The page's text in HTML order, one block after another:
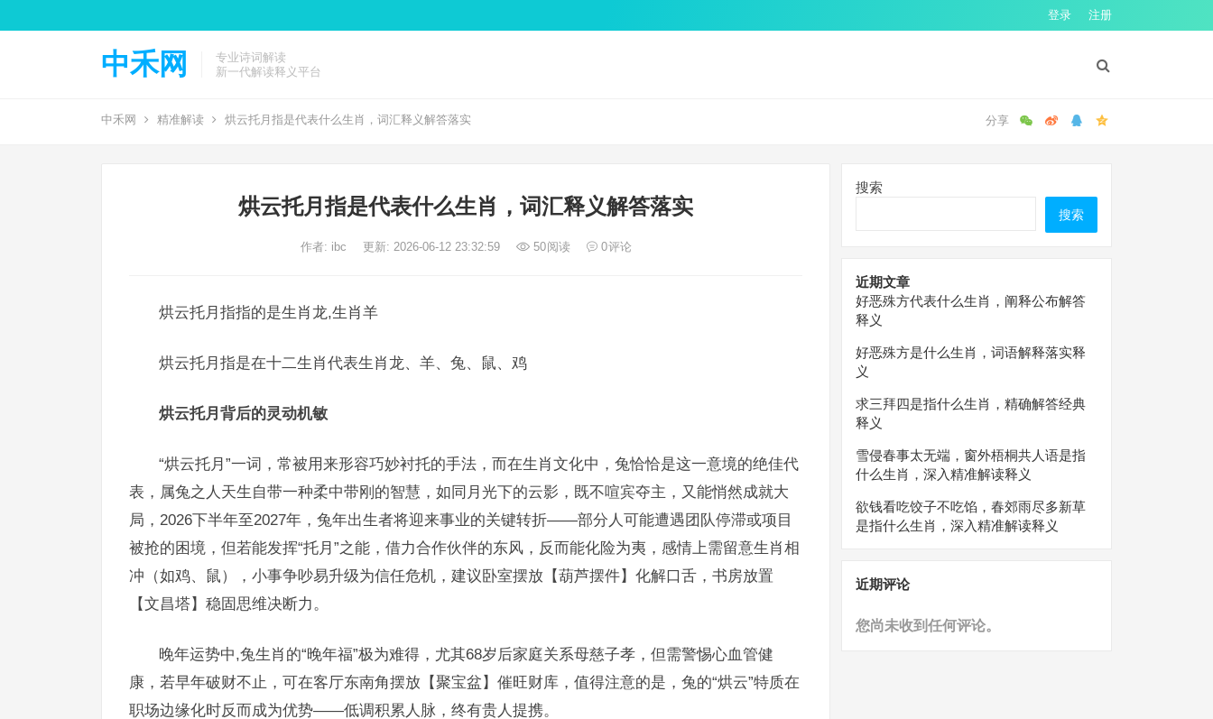
登录 注册
中禾网
专业诗词解读
新一代解读释义平台
中禾网 精准解读 烘云托月指是代表什么生肖，词汇释义解答落实
烘云托月指是代表什么生肖，词汇释义解答落实
作者: ibc 更新: 2026-06-12 23:32:59 50阅读 0评论
烘云托月指指的是生肖龙,生肖羊
烘云托月指是在十二生肖代表生肖龙、羊、兔、鼠、鸡
烘云托月背后的灵动机敏
“烘云托月”一词，常被用来形容巧妙衬托的手法，而在生肖文化中，兔恰恰是这一意境的绝佳代
表，属兔之人天生自带一种柔中带刚的智慧，如同月光下的云影，既不喧宾夺主，又能悄然成就大
局，2026下半年至2027年，兔年出生者将迎来事业的关键转折——部分人可能遭遇团队停滞或项目
被抢的困境，但若能发挥“托月”之能，借力合作伙伴的东风，反而能化险为夷，感情上需留意生肖相
冲（如鸡、鼠），小事争吵易升级为信任危机，建议卧室摆放【葫芦摆件】化解口舌，书房放置
【文昌塔】稳固思维决断力。
晚年运势中,兔生肖的“晚年福”极为难得，尤其68岁后家庭关系母慈子孝，但需警惕心血管健
康，若早年破财不止，可在客厅东南角摆放【聚宝盆】催旺财库，值得注意的是，兔的“烘云”特质在
职场边缘化时反而成为优势——低调积累人脉，终有贵人提携。
搜索
搜索
近期文章
好恶殊方代表什么生肖，阐释公布解答
释义
好恶殊方是什么生肖，词语解释落实释
义
求三拜四是指什么生肖，精确解答经典
释义
雪侵春事太无端，窗外梧桐共人语是指
什么生肖，深入精准解读释义
欲钱看吃饺子不吃馅，春郊雨尽多新草
是指什么生肖，深入精准解读释义
近期评论
您尚未收到任何评论。